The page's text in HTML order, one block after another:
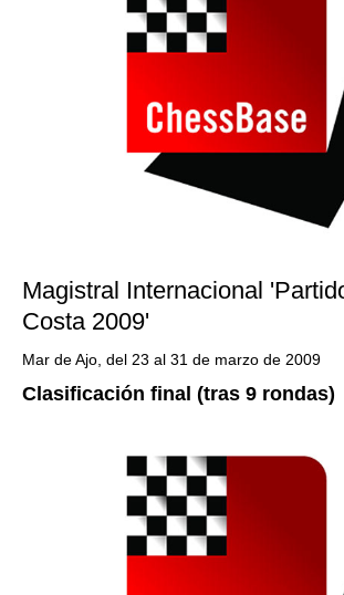
Magistral Internacional
Costa 2009'
Mar de Ajo, del 23 al 31 de marzo de 2009
Clasificación final (tras 9 rondas)